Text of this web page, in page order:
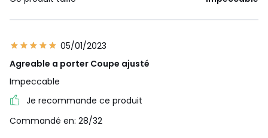
05/01/2023
Agreable a porter Coupe ajusté
Impeccable
Je recommande ce produit
Commandé en: 28/32